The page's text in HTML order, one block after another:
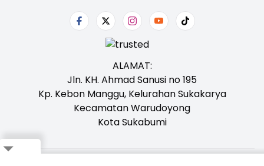
ALAMAT:
Jln. KH. Ahmad Sanusi no 195
Kp. Kebon Manggu, Kelurahan Sukakarya
Kecamatan Warudoyong
Kota Sukabumi